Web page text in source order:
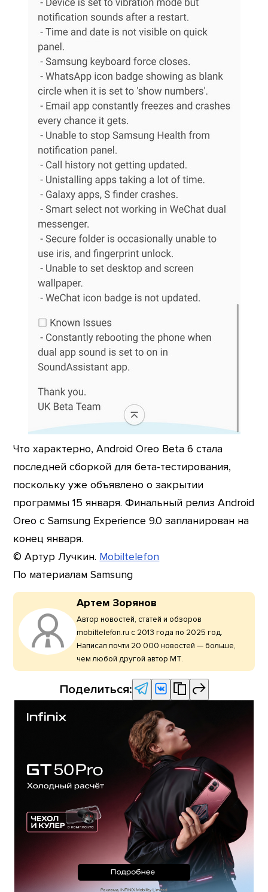
Что характерно, Android Oreo Beta 6 стала
последней сборкой для бета-тестирования,
поскольку уже объявлено о закрытии
программы 15 января. Финальный релиз Android
Oreo с Samsung Experience 9.0 запланирован на
конец января.
© Артур Лучкин. Mobiltelefon
По материалам Samsung
Артем Зорянов
Автор новостей, статей и обзоров
mobiltelefon.ru с 2013 года по 2025 год.
Написал почти 20 000 новостей — больше,
чем любой другой автор МТ.
Поделиться: